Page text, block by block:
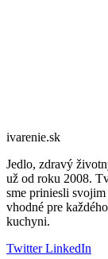
ivarenie.sk
Jedlo, zdravý
už od roku 2008.
sme priniesli
vhodné pre
kuchyni.
TwitterLinkedIn